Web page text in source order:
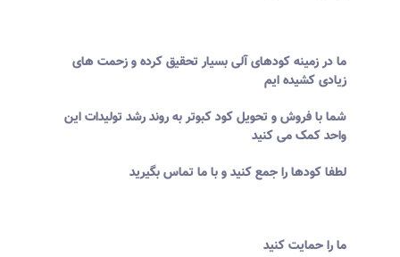
ما در زمینه کودهای آلی بسیار تحقیق کرده و زحمت های
زیادی کشیده ایم
شما با فروش و تحویل کود کبوتر به روند رشد تولیدات این
واحد کمک می کنید
لطفا کودها را جمع کنید و با ما تماس بگیرید
ما را حمایت کنید